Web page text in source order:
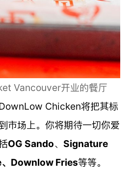
Vancouver开业的餐厅
Chicken将把其标
市场上。你将期待一切你爱
OG Sando、 Signature
Downlow Fries等等。